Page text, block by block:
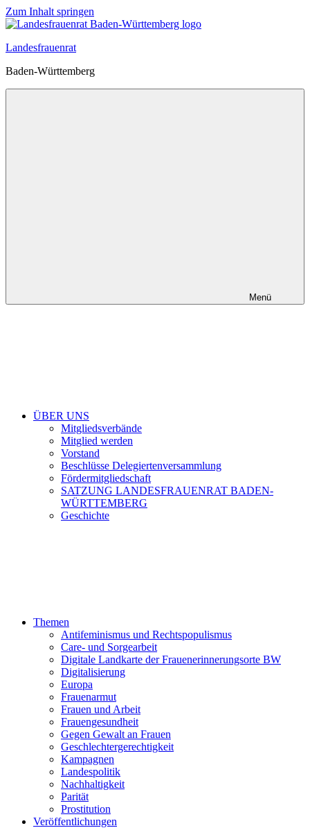
Zum Inhalt springen
Landesfrauenrat
Baden-Württemberg
Menü
ÜBER UNS
Mitgliedsverbände
Mitglied werden
Vorstand
Beschlüsse Delegiertenversammlung
Fördermitgliedschaft
SATZUNG LANDESFRAUENRAT BADEN-
WÜRTTEMBERG
Geschichte
Themen
Antifeminismus und Rechtspopulismus
Care- und Sorgearbeit
Digitale Landkarte der Frauenerinnerungsorte BW
Digitalisierung
Europa
Frauenarmut
Frauen und Arbeit
Frauengesundheit
Gegen Gewalt an Frauen
Geschlechtergerechtigkeit
Kampagnen
Landespolitik
Nachhaltigkeit
Parität
Prostitution
Veröffentlichungen